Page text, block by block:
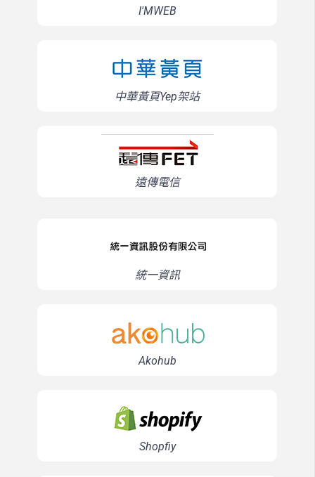
I'MWEB
中華黃頁Yep架站
遠傳電信
統一資訊
Akohub
Shopfiy